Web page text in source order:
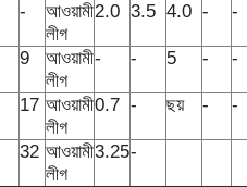
-
আওয়ামী
লীগ
2.0 3.5 4.0 - -
9
আওয়ামী
লীগ
- - 5 - -
17 আওয়ামী
লীগ
0.7 - ছয় - -
32 আওয়ামী
লীগ
3.25-